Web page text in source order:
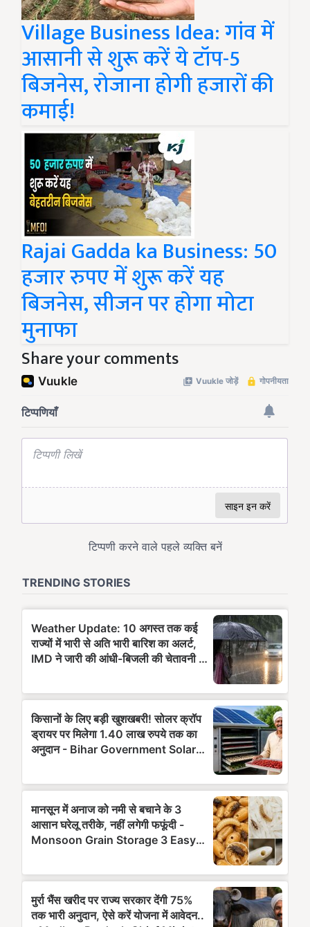
Village Business Idea: गांव में
आसानी से शुरू करें ये टॉप-5
बिजनेस, रोजाना होगी हजारों की
कमाई!
Rajai Gadda ka Business: 50
हजार रुपए में शुरू करें यह
बिजनेस, सीजन पर होगा मोटा
मुनाफा
Share your comments